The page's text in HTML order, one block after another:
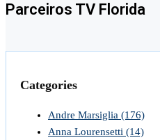
Parceiros TV Florida
Categories
Andre Marsiglia (176)
Anna Lourensetti (14)